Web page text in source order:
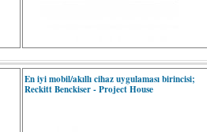
En iyi mobil/akıllı cihaz uygulaması birincisi;
Reckitt Benckiser - Project House